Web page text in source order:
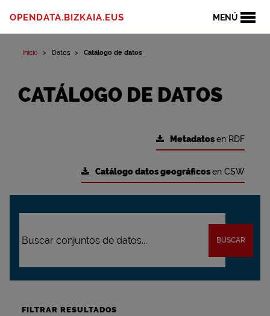
MENÚ
OPENDATA.BIZKAIA.EUS
Inicio Datos Catálogo de datos
CATÁLOGO DE DATOS
Metadatosen RDF
Catálogo datos geográficosen CSW
BUSCAR
FILTRAR RESULTADOS